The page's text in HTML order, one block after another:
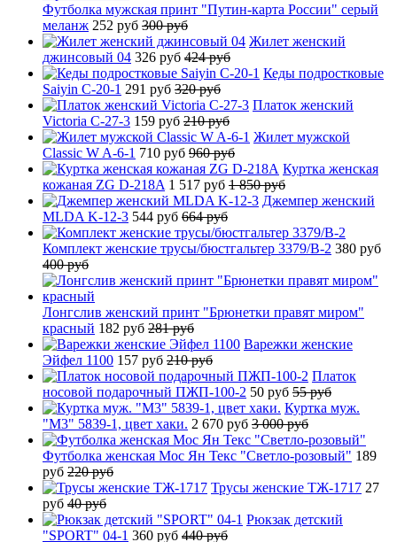
Футболка мужская принт "Путин-карта России" серый
меланж 252 руб 300 руб
Жилет женский
джинсовый 04 326 руб 424 руб
Кеды подростковые
Saiyin C-20-1 291 руб 320 руб
Платок женский
Victoria C-27-3 159 руб 210 руб
Жилет мужской
Classic W A-6-1 710 руб 960 руб
Куртка женская
кожаная ZG D-218A 1 517 руб 1 850 руб
Джемпер женский
MLDA K-12-3 544 руб 664 руб
Комплект женские трусы/бюстгальтер 3379/B-2 380 руб
400 руб
Лонгслив женский принт "Брюнетки правят миром"
красный 182 руб 281 руб
Варежки женские
Эйфел 1100 157 руб 210 руб
Платок
носовой подарочный ПЖП-100-2 50 руб 55 руб
Куртка муж.
"М3" 5839-1, цвет хаки. 2 670 руб 3 000 руб
Футболка женская Мос Ян Текс "Светло-розовый" 189
руб 220 руб
Трусы женские ТЖ-1717 27
руб 40 руб
Рюкзак детский
"SPORT" 04-1 360 руб 440 руб